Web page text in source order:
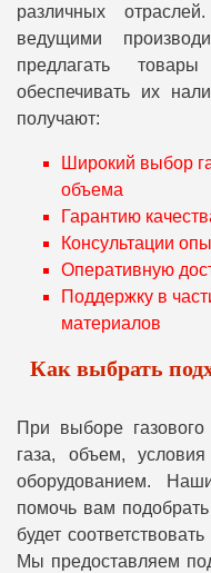
различных
ведущими
предлагать
обеспечивать их
получают:
Широкий выбор
объема
Гарантию
Консультации
Оперативную
Поддержку в
материалов
Как выбрать
При выборе
газа, объем,
оборудованием.
помочь вам
будет
Мы предоставляем